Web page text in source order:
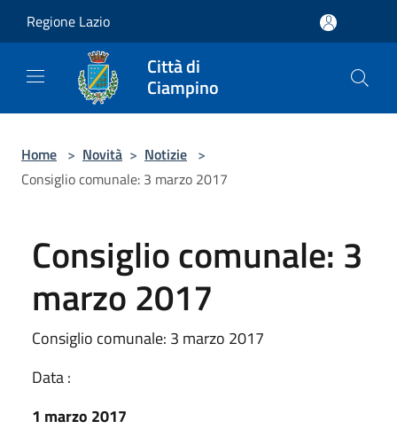
Regione Lazio
Città di
Ciampino
Home > Novità > Notizie >
Consiglio comunale: 3 marzo 2017
Consiglio comunale: 3
marzo 2017
Consiglio comunale: 3 marzo 2017
Data :
1 marzo 2017